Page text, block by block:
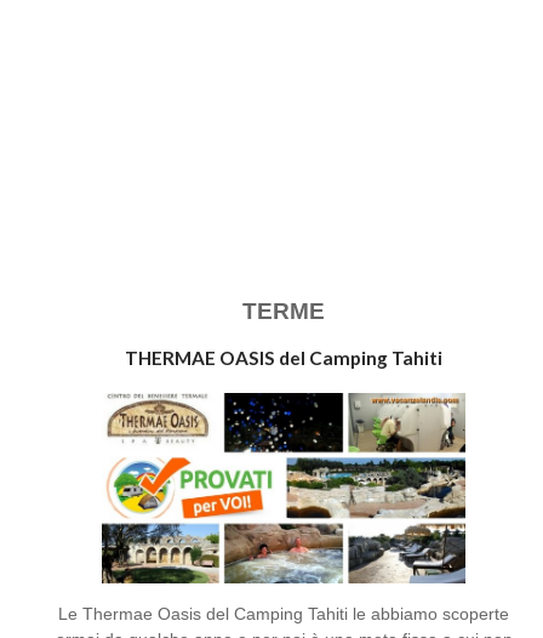
TERME
THERMAE OASIS del Camping Tahiti
Le Thermae Oasis del Camping Tahiti le abbiamo scoperte